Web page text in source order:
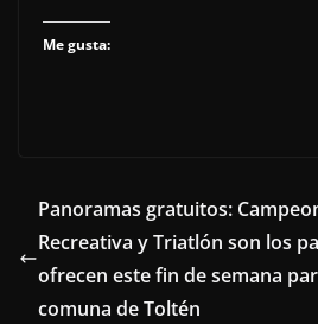
Me gusta:
Panoramas gratuitos:
Recreativa y Triatlón son los
ofrecen este fin de semana
comuna de Toltén